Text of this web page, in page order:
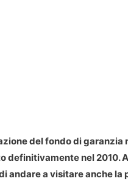
del fondo di garanzia
definitivamente nel 2010.
andare a visitare anche la